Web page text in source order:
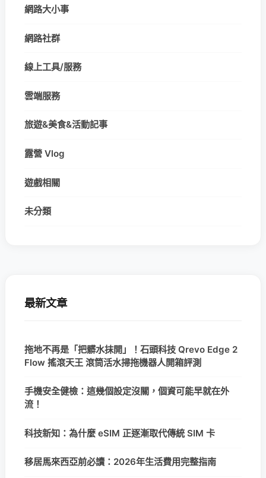
網路大小事
網路社群
線上工具/服務
雲端服務
旅遊&美食&活動記事
露營 Vlog
遊戲相關
未分類
最新文章
拖地不再是「把髒水抹開」！石頭科技 Qrevo Edge 2
Flow 搖滾天王 滾筒活水掃拖機器人開箱評測
手機安全健檢：這幾個設定沒關，個資可能早就在外
流！
科技新知：為什麼 eSIM 正逐漸取代傳統 SIM 卡
移居馬來西亞前必讀：2026年生活費用完整指南